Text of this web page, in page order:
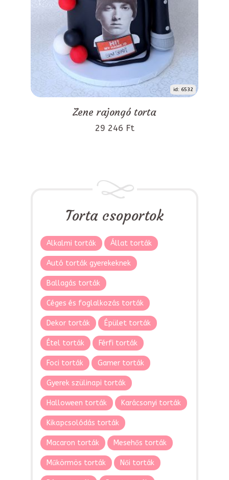
id: 6532
Zene rajongó torta
29 246 Ft
Torta csoportok
Alkalmi torták Állat torták
Autó torták gyerekeknek
Ballagás torták
Céges és foglalkozás torták
Dekor torták Épület torták
Étel torták Férfi torták
Foci torták Gamer torták
Gyerek szülinapi torták
Halloween torták Karácsonyi torták
Kikapcsolódás torták
Macaron torták Mesehős torták
Műkörmös torták Női torták